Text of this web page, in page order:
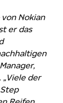
Nokian
er das
der